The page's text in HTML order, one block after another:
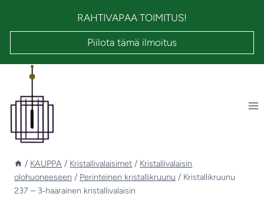
RAHTIVAPAA TOIMITUS!
Piilota tämä ilmoitus
/ KAUPPA / Kristallivalaisimet / Kristallivalaisin
olohuoneeseen / Perinteinen kristallikruunu / Kristallikruunu
237 – 3‑haarainen kristallivalaisin